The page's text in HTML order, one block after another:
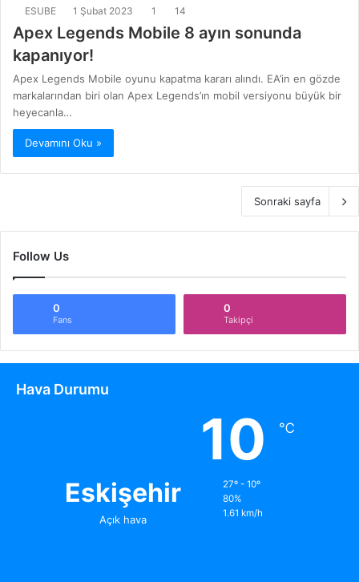
ESUBE 1 Şubat 2023 1 14
Apex Legends Mobile 8 ayın sonunda
kapanıyor!
Apex Legends Mobile oyunu kapatma kararı alındı. EA’in en gözde
markalarından biri olan Apex Legends’ın mobil versiyonu büyük bir
heyecanla…
Devamını Oku »
Sonraki sayfa
Follow Us
0
Fans
0
Takipçi
Hava Durumu
Eskişehir
Açık hava
10 ℃
27º - 10º
80%
1.61 km/h